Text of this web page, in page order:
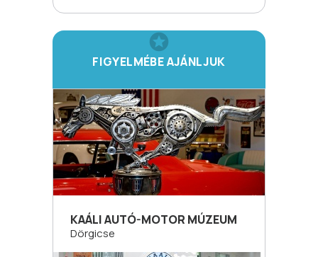
FIGYELMÉBE AJÁNLJUK
KAÁLI AUTÓ-MOTOR MÚZEUM
Dörgicse